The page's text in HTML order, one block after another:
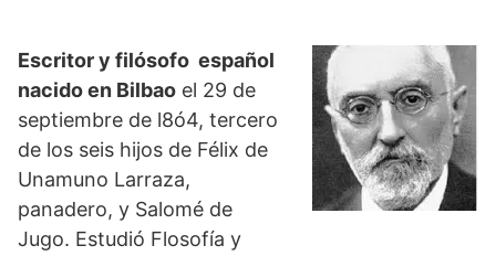
Escritor y filósofo español
nacido en Bilbao el 29 de
septiembre de l8ó4, tercero
de los seis hijos de Félix de
Unamuno Larraza,
panadero, y Salomé de
Jugo. Estudió Flosofía y